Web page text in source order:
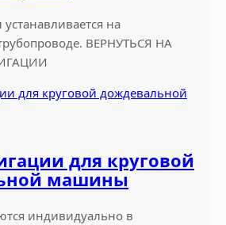
на
ВЕРНУТЬСЯ НА
для круговой
машины
индивидуально в